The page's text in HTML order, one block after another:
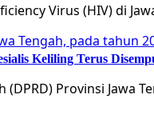
Virus (HIV) di
Keliling Terus
Provinsi Jawa